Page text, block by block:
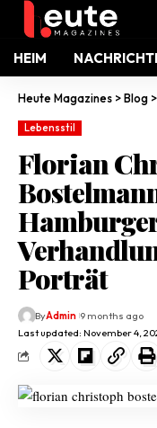
HEIM
Heute Magazines >Blog >
Lebensstil
Florian
Porträt
Last updated: November 4,
ByAdmin 9 months ago